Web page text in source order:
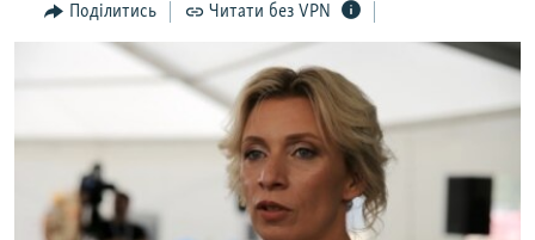
навігації
Перейти
БЛОГИ
ВСЕ ЗА ДЕНЬ
СПЕЦПРОЕКТИ
ДЕПОРТАЦІЯ
ЯК ОБІЙТИ БЛОКУВАННЯ
Поділитись Читати без VPN